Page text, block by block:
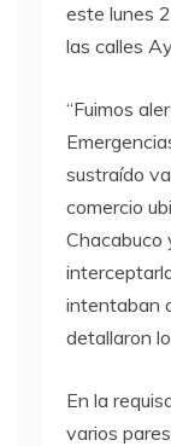
este lunes
las calles
“Fuimos
sustraído
comercio
Chacabuco
intentaban
detallaron
En la
varios